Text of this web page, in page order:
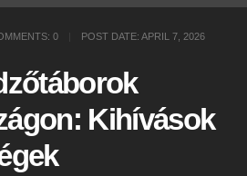
0 POST DATE: APRIL 7, 2026
Kihívások